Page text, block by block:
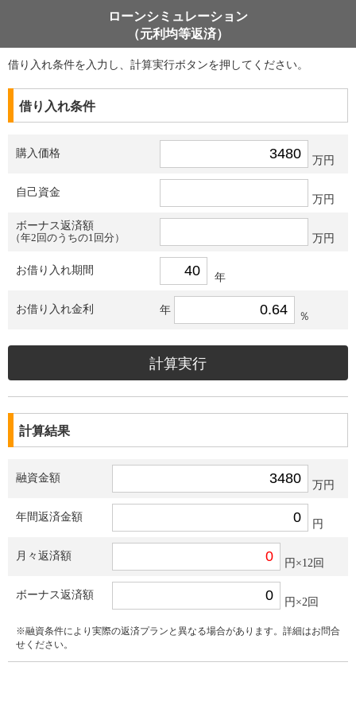
ローンシミュレーション
（元利均等返済）
借り入れ条件を入力し、計算実行ボタンを押してください。
借り入れ条件
購入価格
万円
自己資金
万円
ボーナス返済額
（年2回のうちの1回分）
万円
お借り入れ期間
年
お借り入れ金利 年
％
計算結果
融資金額
万円
年間返済金額
円
月々返済額
円×12回
ボーナス返済額
円×2回
※融資条件により実際の返済プランと異なる場合があります。詳細はお問合
せください。